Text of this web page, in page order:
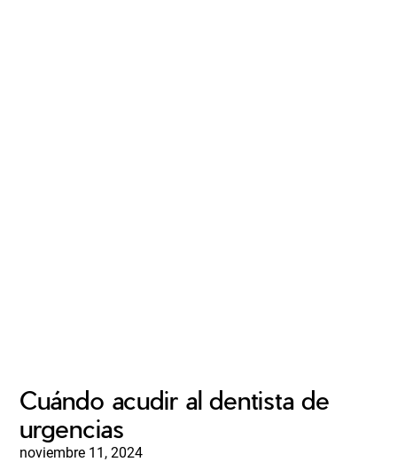
Cuándo acudir al dentista de
urgencias
noviembre 11, 2024